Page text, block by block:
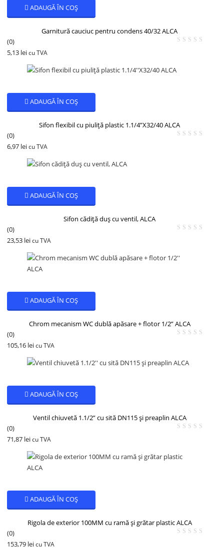
ADAUGĂ ÎN COȘ
Garnitură cauciuc pentru condens 40/32 ALCA
(0)
5,13 lei cu TVA
ADAUGĂ ÎN COȘ
Sifon flexibil cu piuliță plastic 1.1/4”X32/40 ALCA
(0)
6,97 lei cu TVA
ADAUGĂ ÎN COȘ
Sifon cădiță duș cu ventil, ALCA
(0)
23,53 lei cu TVA
ADAUGĂ ÎN COȘ
Chrom mecanism WC dublă apăsare + flotor 1/2” ALCA
(0)
105,16 lei cu TVA
ADAUGĂ ÎN COȘ
Ventil chiuvetă 1.1/2” cu sită DN115 și preaplin ALCA
(0)
71,87 lei cu TVA
ADAUGĂ ÎN COȘ
Rigola de exterior 100MM cu ramă și grătar plastic ALCA
(0)
153,79 lei cu TVA